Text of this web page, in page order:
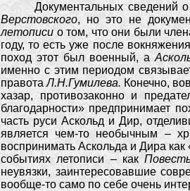
Документальных сведений о
Верстовского, но это не
летописи о том, что они были
году, то есть уже после
поход этот был военный, а
именно с этим периодом
правотаЛ.Н.Гумилева. Конечно,
хазар, противозаконно и
благодарности» предпринимает
часть руси Аскольд и Дир,
является чем-то необычным –
воспринимать Аскольда и Дира
событиях летописи – как
неувязки, заинтересовавшие
вообще-то само по себе очень